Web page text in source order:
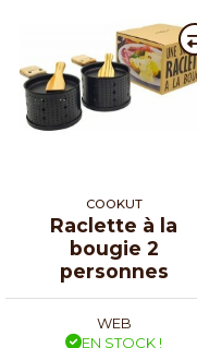
COOKUT
Raclette à la
bougie 2
personnes
WEB
EN STOCK !